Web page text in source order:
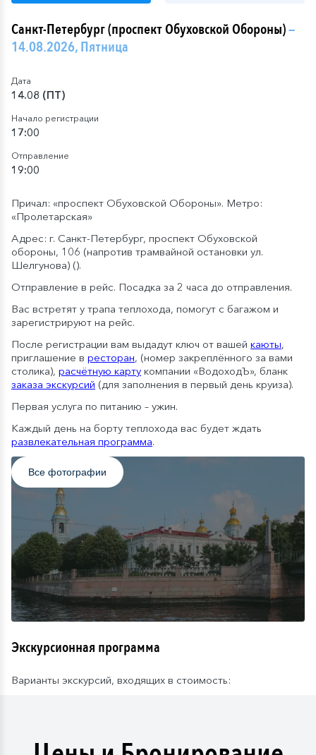
Санкт-Петербург (проспект Обуховской Обороны)—
14.08.2026, Пятница
Дата
14.08 (ПТ)
Начало регистрации
17:00
Отправление
19:00
Причал: «проспект Обуховской Обороны». Метро:
«Пролетарская»
Адрес: г. Санкт-Петербург, проспект Обуховской
обороны, 106 (напротив трамвайной остановки ул.
Шелгунова) ().
Отправление в рейс. Посадка за 2 часа до отправления.
Вас встретят у трапа теплохода, помогут с багажом и
зарегистрируют на рейс.
После регистрации вам выдадут ключ от вашей каюты,
приглашение в ресторан, (номер закреплённого за вами
столика), расчётную карту компании «ВодоходЪ», бланк
заказа экскурсий (для заполнения в первый день круиза).
Первая услуга по питанию – ужин.
Каждый день на борту теплохода вас будет ждать
развлекательная программа.
Все фотографии
Экскурсионная программа
Варианты экскурсий, входящих в стоимость: